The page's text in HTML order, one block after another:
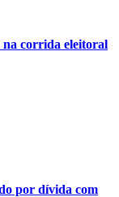
na corrida eleitoral
por dívida com